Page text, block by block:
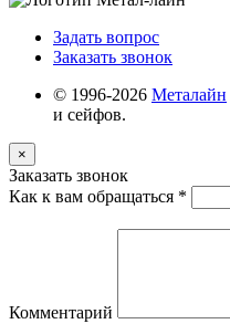
Задать вопрос
Заказать звонок
© 1996-2026 Металайн
и сейфов.
×
Заказать звонок
Как к вам обращаться *
Комментарий